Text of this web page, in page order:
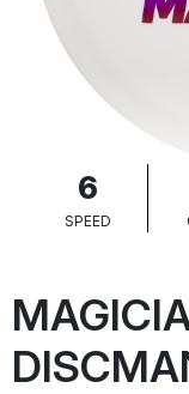
6
SPEED